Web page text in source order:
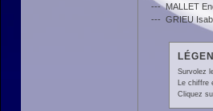
--- MALLET
--- GRIEU
Survolez
Le chiffre
Cliquez